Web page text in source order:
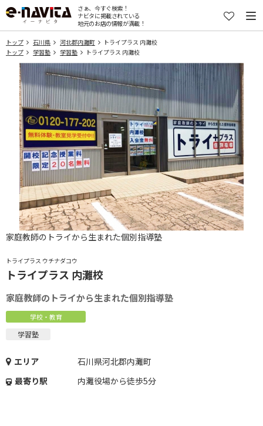
さぁ、今すぐ検索！
ナビタに掲載されている
地元のお店の情報が満載！
トップ 石川県 河北郡内灘町
トライプラス 内灘校
トップ
学習塾 学習塾 トライプラス 内灘校
トライプラス ウチナダコウ
トライプラス 内灘校
家庭教師のトライから生まれた個別指導塾
学校・教育
学習塾
エリア
石川県河北郡内灘町
最寄り駅
内灘役場から徒歩5分
家庭教師のトライから生まれた個別指導塾